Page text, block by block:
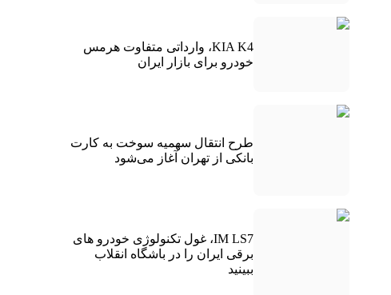
KIA K4، وارداتی متفاوت هرمس
خودرو برای بازار ایران
طرح انتقال سهمیه سوخت به کارت
بانکی از تهران آغاز می‌شود
IM LS7، غول تکنولوژی خودرو های
برقی ایران را در باشگاه انقلاب
ببینید